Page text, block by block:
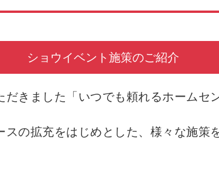
ショウイベント施策のご紹介
きました「いつでも頼れるホームセ
の拡充をはじめとした、様々な施策